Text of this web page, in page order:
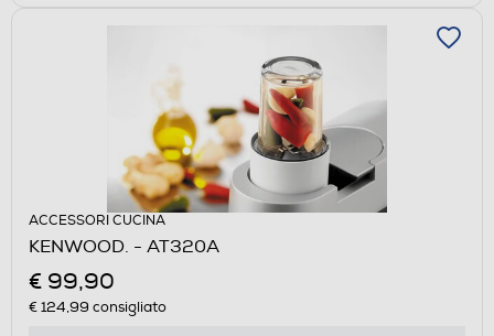
ACCESSORI CUCINA
KENWOOD. - AT320A
€ 99,90
€ 124,99 consigliato